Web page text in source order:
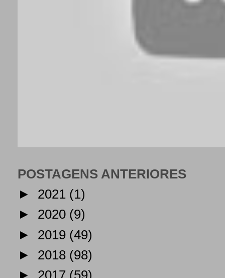
POSTAGENS ANTERIORES
► 2021 (1)
► 2020 (9)
► 2019 (49)
► 2018 (98)
► 2017 (59)